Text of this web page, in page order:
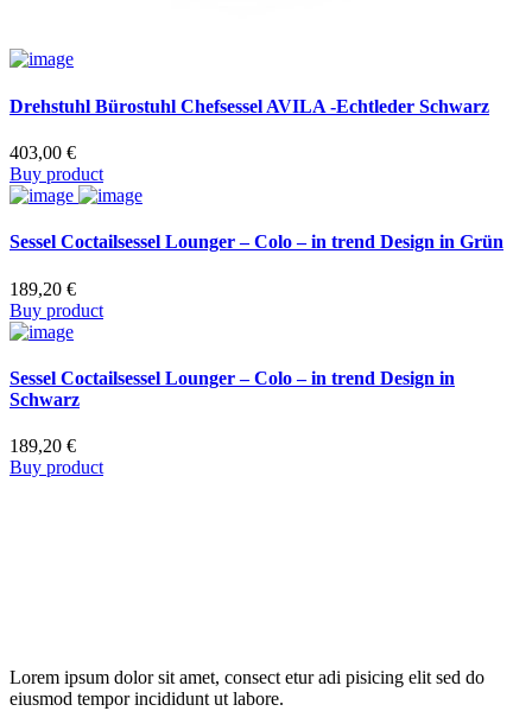
Drehstuhl Bürostuhl Chefsessel AVILA -Echtleder Schwarz
403,00 €
Buy product
Sessel Coctailsessel Lounger – Colo – in trend Design in Grün
189,20 €
Buy product
Sessel Coctailsessel Lounger – Colo – in trend Design in
Schwarz
189,20 €
Buy product
Lorem ipsum dolor sit amet, consect etur adi pisicing elit sed do
eiusmod tempor incididunt ut labore.